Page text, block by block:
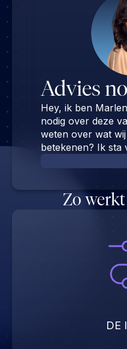
Advies
Hey, ik ben
nodig over deze
weten over wat
betekenen? Ik sta
Zo
DE